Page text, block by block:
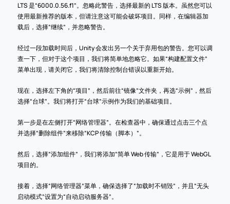
LTS 是“6000.0.56.f1”。忽略此警告，选择最新的 LTS 版本。虽然您可以
使用最新推荐的版本，但请注意这可能会破坏项目。同样，在编辑器加
载后，选择“继续”，并忽略警告。
经过一段加载时间后，Unity 会发出另一个关于弃用包的警告。您可以调
查一下，但对于这个项目，我们将简单地忽略它。如果“构建配置文件”
菜单出现，请关闭它，我们将清除控制台错误以重新开始。
现在，选择左下角的“项目”，然后前往“镜像”文件夹，再选“示例”，然后
选择“台球”。我们将打开“台球”示例作为我们的基础项目。
第一步是在左侧打开“网络管理器”。在检查器中，确保通过点击三个点
并选择“删除组件”来移除“KCP 传输（脚本）”。
然后，选择“添加组件”，我们将添加“简单 Web 传输”，它是用于 WebGL
项目的。
接着，选择“网络管理器”菜单，确保选择了“加载时不销毁”，并且“无头
启动模式”设置为“自动启动服务器”。